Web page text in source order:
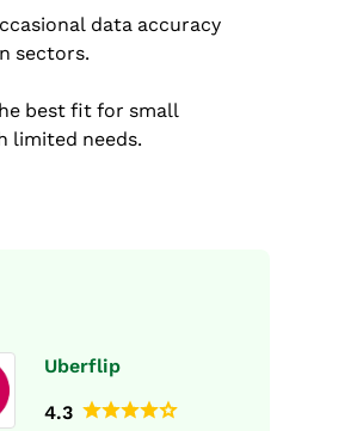
data accuracy
sectors.
best fit for small
limited needs.
Uberflip
4.3